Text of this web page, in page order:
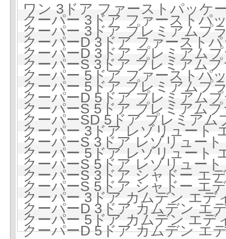
ワン 3ドア ファーストパッ
クーパー 3ドア ファースト
クーパー 3ドア プレミアム
クーパーD 3ドア ファースト
クーパーD 3ドア プレミアム
クーパーS 3ドア プレミアム
クーパー 5ドア ファースト
クーパー 5ドア プレミアム
クーパーD 5ドア プレミアム
クーパーS 5ドア プレミアム
クーパーSD 5ドア プレミア
クーパー 3ドア レゾリュー
クーパーS 3ドア レゾリュー
クーパー 5ドア レゾリュー
クーパーS 5ドア レゾリュー
クーパーS 3ドア シャドー
クーパーS 5ドア シャドー
クーパー 3ドア カムデン エ
クーパーD 3ドア カムデン
クーパー 5ドア カムデン エ
クーパーD 5ドア カムデン